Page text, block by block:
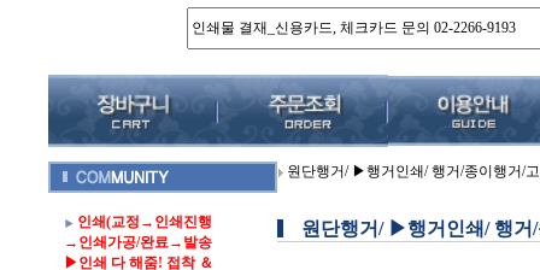
인쇄(교정→인쇄진행
→인쇄가공/완료→발송
▶인쇄 다 해줌! 접착 ＆
원단행거/ ▶행거인쇄/ 행거/종이행거/
원단행거/ ▶행거인쇄/ 행거